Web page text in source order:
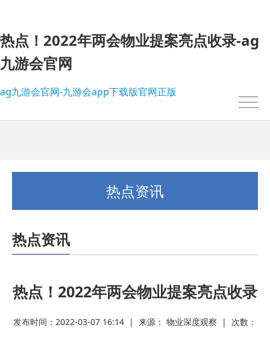
热点！2022年两会物业提案亮点收录-ag
九游会官网
ag九游会官网-九游会app下载版官网正版
热点资讯
热点资讯
热点！2022年两会物业提案亮点收录
发布时间：2022-03-07 16:14 | 来源： 物业深度观察 | 次数：